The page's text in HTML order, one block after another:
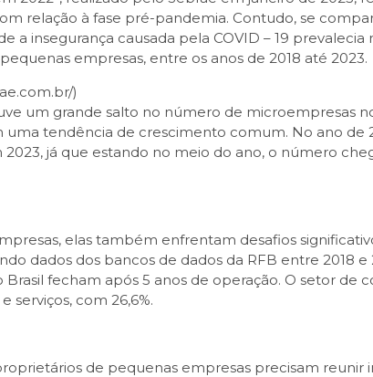
relação à fase pré-pandemia. Contudo, se
insegurança causada pela COVID – 19
empresas, entre os anos de 2018 até 2023.
)
um grande salto no número de microempresas
tendência de crescimento comum. No ano de
já que estando no meio do ano, o número
elas também enfrentam desafios
dados dos bancos de dados da RFB entre 2018 e
fecham após 5 anos de operação. O setor de
serviços, com 26,6%.
de pequenas empresas precisam reunir